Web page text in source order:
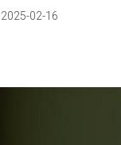
02-16